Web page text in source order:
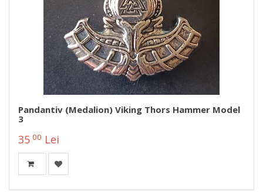
Pandantiv (medalion) Viking Thors Hammer Model
3
35 00 Lei